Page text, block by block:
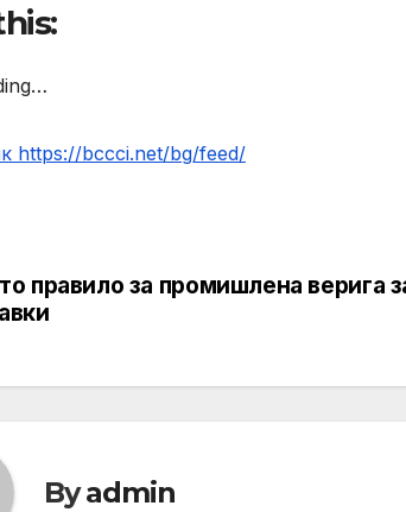
https://bccci.net/bg/feed/
правило за промишлена верига
Byadmin